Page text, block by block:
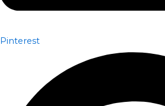
Pinterest